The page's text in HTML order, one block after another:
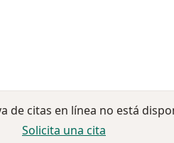
de citas en línea no está
Solicita una cita